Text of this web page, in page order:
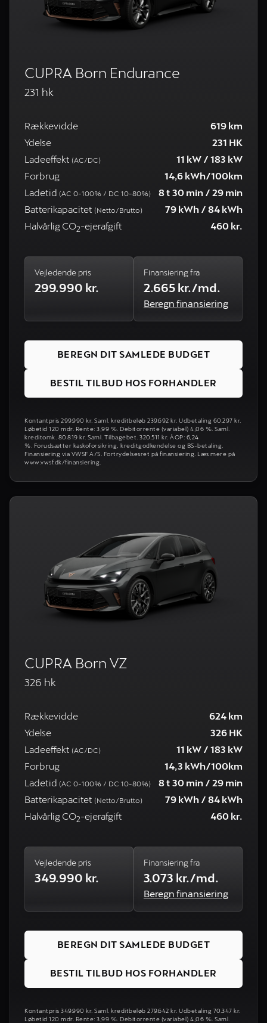
CUPRA Born Endurance
231 hk
619 km
Rækkevidde
231 HK
Ydelse
11 kW / 183 kW
Ladeeffekt (AC/DC)
14,6 kWh/100km
Forbrug
8 t 30 min / 29 min
Ladetid (AC 0-100% / DC 10-80%)
79 kWh / 84 kWh
Batterikapacitet (Netto/Brutto)
460 kr.
Halvårlig CO2-ejerafgift
Vejledende pris
299.990 kr.
Finansiering fra
2.665 kr./md.
Beregn finansiering
BEREGN DIT SAMLEDE BUDGET
BESTIL TILBUD HOS FORHANDLER
Kontantpris 299.990 kr. Saml. kreditbeløb 239.692 kr. Udbetaling 60.297 kr.
Løbetid 120 mdr. Rente: 3,99 %. Debitorrente (variabel) 4,06 %. Saml.
kreditomk. 80.819 kr. Saml. Tilbagebet. 320.511 kr. ÅOP: 6,24
%. Forudsætter kaskoforsikring, kreditgodkendelse og BS-betaling.
Finansiering via VWSF A/S. Fortrydelsesret på finansiering. Læs mere på
www.vwsf.dk/finansiering.
CUPRA Born VZ
326 hk
624 km
Rækkevidde
326 HK
Ydelse
11 kW / 183 kW
Ladeeffekt (AC/DC)
14,3 kWh/100km
Forbrug
8 t 30 min / 29 min
Ladetid (AC 0-100% / DC 10-80%)
79 kWh / 84 kWh
Batterikapacitet (Netto/Brutto)
460 kr.
Halvårlig CO2-ejerafgift
Vejledende pris
349.990 kr.
Finansiering fra
3.073 kr./md.
Beregn finansiering
BEREGN DIT SAMLEDE BUDGET
BESTIL TILBUD HOS FORHANDLER
Kontantpris 349.990 kr. Saml. kreditbeløb 279.642 kr. Udbetaling 70.347 kr.
Løbetid 120 mdr. Rente: 3,99 %. Debitorrente (variabel) 4,06 %. Saml.